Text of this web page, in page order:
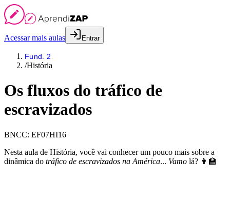
Acessar mais aulas Entrar
Fund. 2
/História
Os fluxos do tráfico de
escravizados
BNCC: EF07HI16
Nesta aula de História, você vai conhecer um pouco mais sobre a
dinâmica do tráfico de escravizados na América... Vamo lá? 👩‍🏫